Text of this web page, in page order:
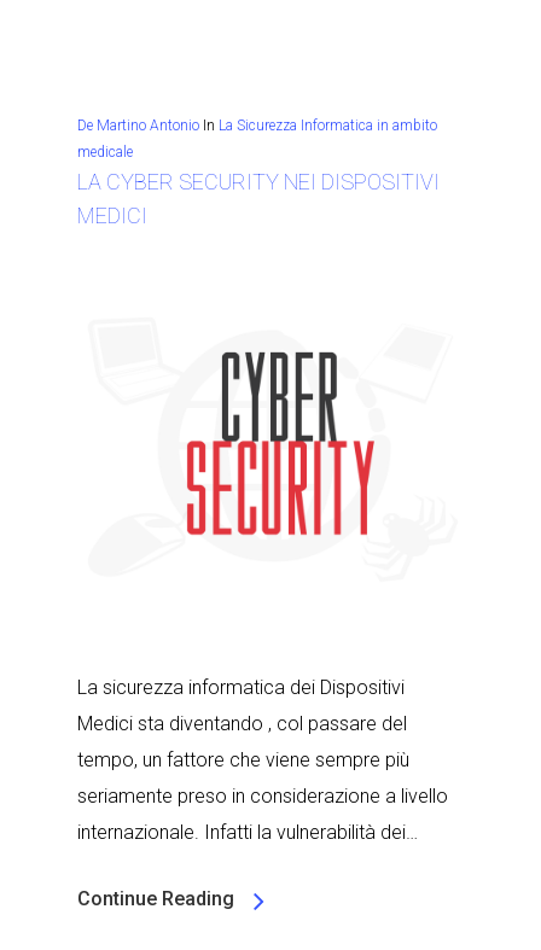
De Martino Antonio In La Sicurezza Informatica in ambito
medicale
LA CYBER SECURITY NEI DISPOSITIVI
MEDICI
La sicurezza informatica dei Dispositivi
Medici sta diventando , col passare del
tempo, un fattore che viene sempre più
seriamente preso in considerazione a livello
internazionale. Infatti la vulnerabilità dei…
Continue Reading